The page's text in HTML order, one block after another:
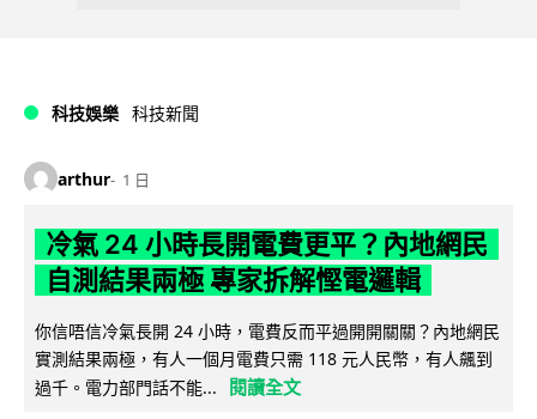
科技娛樂 科技新聞
arthur 1 日
冷氣 24 小時長開電費更平？內地網民
自測結果兩極 專家拆解慳電邏輯
你信唔信冷氣長開 24 小時，電費反而平過開開關關？內地網民
實測結果兩極，有人一個月電費只需 118 元人民幣，有人飆到
過千。電力部門話不能...
閱讀全文